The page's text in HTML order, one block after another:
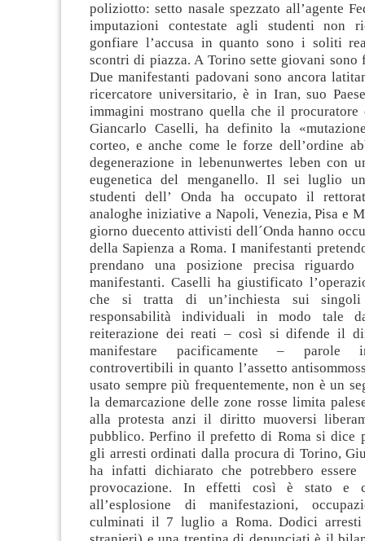
poliziotto: setto nasale spezzato all’agente
imputazioni contestate agli studenti non
gonfiare l’accusa in quanto sono i soliti
scontri di piazza. A Torino sette giovani
Due manifestanti padovani sono ancora
ricercatore universitario, è in Iran, suo
immagini mostrano quella che il procuratore
Giancarlo Caselli, ha definito la
corteo, e anche come le forze dell’ordine
degenerazione in lebenunwertes leben con
eugenetica del menganello. Il sei luglio
studenti dell’ Onda ha occupato il
analoghe iniziative a Napoli, Venezia, Pisa e
giorno duecento attivisti dell´Onda hanno
della Sapienza a Roma. I manifestanti
prendano una posizione precisa
manifestanti. Caselli ha giustificato
che si tratta di un’inchiesta sui singoli
responsabilità individuali in modo tale
reiterazione dei reati – così si difende il
manifestare pacificamente – parole
controvertibili in quanto l’assetto
usato sempre più frequentemente, non è un
la demarcazione delle zone rosse limita
alla protesta anzi il diritto muoversi
pubblico. Perfino il prefetto di Roma si dice
gli arresti ordinati dalla procura di Torino,
ha infatti dichiarato che potrebbero
provocazione. In effetti così è stato e
all’esplosione di manifestazioni,
culminati il 7 luglio a Roma. Dodici